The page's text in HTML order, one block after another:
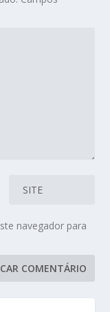
navegador para